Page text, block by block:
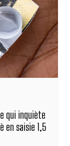
qui inquiète
en saisie 1,5